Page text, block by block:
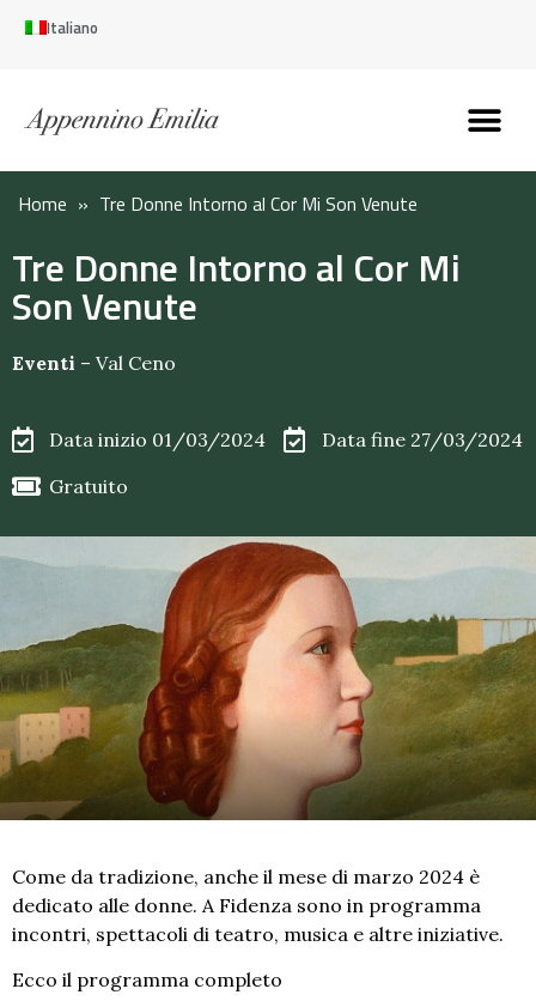
Italiano
Home » Tre Donne Intorno al Cor Mi Son Venute
Tre Donne Intorno al Cor Mi
Son Venute
Eventi – Val Ceno
Data inizio 01/03/2024
Data fine 27/03/2024
Gratuito
Come da tradizione, anche il mese di marzo 2024 è
dedicato alle donne. A Fidenza sono in programma
incontri, spettacoli di teatro, musica e altre iniziative.
Ecco il programma completo